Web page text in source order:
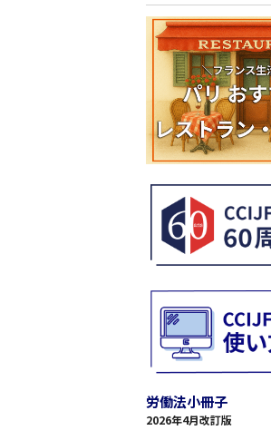
労働法小冊子
2026年4月改訂版